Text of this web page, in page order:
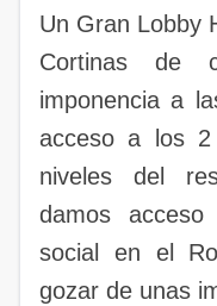
Un Gran Lobby
Cortinas de
imponencia a
acceso a los 2
niveles del
damos
social en el
gozar de unas